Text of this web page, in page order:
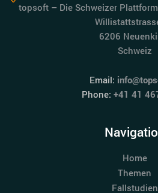
topsoft – Die Schweizer
6206
Schweiz
Email:
Phone: +41 41
Home
Themen
Fallstudien